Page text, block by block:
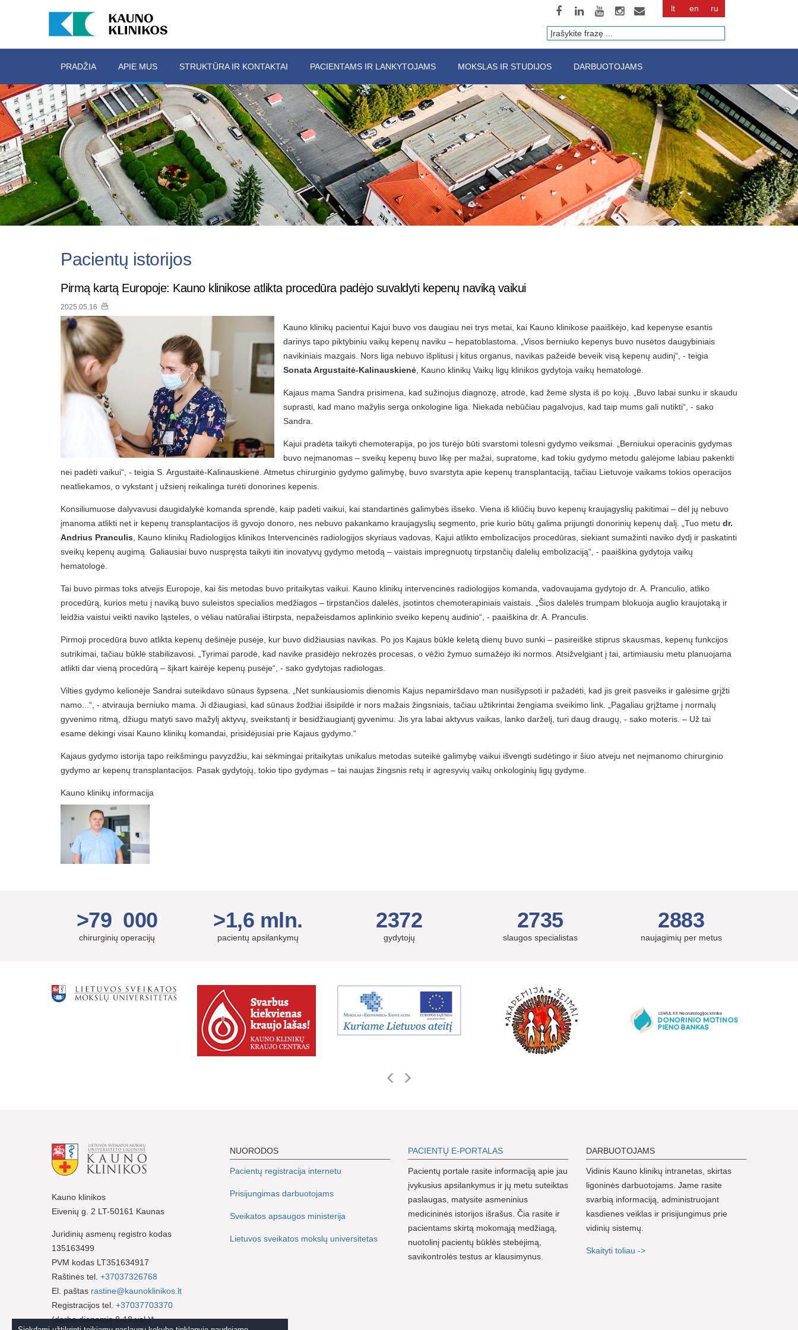
lt en ru
Paieška
PRADŽIA APIE MUS STRUKTŪRA IR KONTAKTAI PACIENTAMS IR LANKYTOJAMS MOKSLAS IR STUDIJOS DARBUOTOJAMS
Pacientų istorijos
Pirmą kartą Europoje: Kauno klinikose atlikta procedūra padėjo suvaldyti kepenų naviką vaikui
2025.05.16
Kauno klinikų pacientui Kajui buvo vos daugiau nei trys metai, kai Kauno klinikose paaiškėjo, kad kepenyse esantis
darinys tapo piktybiniu vaikų kepenų naviku – hepatoblastoma. „Visos berniuko kepenys buvo nusėtos daugybiniais
navikiniais mazgais. Nors liga nebuvo išplitusi į kitus organus, navikas pažeidė beveik visą kepenų audinį“, - teigia
Sonata Argustaitė-Kalinauskienė , Kauno klinikų Vaikų ligų klinikos gydytoja vaikų hematologė.
Kajaus mama Sandra prisimena, kad sužinojus diagnozę, atrodė, kad žemė slysta iš po kojų. „Buvo labai sunku ir skaudu
suprasti, kad mano mažylis serga onkologine liga. Niekada nebūčiau pagalvojus, kad taip mums gali nutikti“, - sako
Sandra.
Kajui pradėta taikyti chemoterapija, po jos turėjo būti svarstomi tolesni gydymo veiksmai. „Berniukui operacinis gydymas
buvo neįmanomas – sveikų kepenų buvo likę per mažai, supratome, kad tokiu gydymo metodu galėjome labiau pakenkti
nei padėti vaikui“, - teigia S. Argustaitė-Kalinauskienė. Atmetus chirurginio gydymo galimybę, buvo svarstyta apie kepenų transplantaciją, tačiau Lietuvoje vaikams tokios operacijos
neatliekamos, o vykstant į užsienį reikalinga turėti donorines kepenis.
Konsiliumuose dalyvavusi daugidalykė komanda sprendė, kaip padėti vaikui, kai standartinės galimybės išseko. Viena iš kliūčių buvo kepenų kraujagyslių pakitimai – dėl jų nebuvo
įmanoma atlikti net ir kepenų transplantacijos iš gyvojo donoro, nes nebuvo pakankamo kraujagyslių segmento, prie kurio būtų galima prijungti donorinių kepenų dalį. „Tuo metu dr.
Andrius Pranculis , Kauno klinikų Radiologijos klinikos Intervencinės radiologijos skyriaus vadovas, Kajui atlikto embolizacijos procedūras, siekiant sumažinti naviko dydį ir paskatinti
sveikų kepenų augimą. Galiausiai buvo nuspręsta taikyti itin inovatyvų gydymo metodą – vaistais impregnuotų tirpstančių dalelių embolizaciją“, - paaiškina gydytoja vaikų
hematologė.
Tai buvo pirmas toks atvejis Europoje, kai šis metodas buvo pritaikytas vaikui. Kauno klinikų intervencinės radiologijos komanda, vadovaujama gydytojo dr. A. Pranculio, atliko
procedūrą, kurios metu į naviką buvo suleistos specialios medžiagos – tirpstančios dalelės, įsotintos chemoterapiniais vaistais. „Šios dalelės trumpam blokuoja auglio kraujotaką ir
leidžia vaistui veikti naviko ląsteles, o vėliau natūraliai ištirpsta, nepažeisdamos aplinkinio sveiko kepenų audinio“, - paaiškina dr. A. Pranculis.
Pirmoji procedūra buvo atlikta kepenų dešinėje pusėje, kur buvo didžiausias navikas. Po jos Kajaus būklė keletą dienų buvo sunki – pasireiškė stiprus skausmas, kepenų funkcijos
sutrikimai, tačiau būklė stabilizavosi. „Tyrimai parodė, kad navike prasidėjo nekrozės procesas, o vėžio žymuo sumažėjo iki normos. Atsižvelgiant į tai, artimiausiu metu planuojama
atlikti dar vieną procedūrą – šįkart kairėje kepenų pusėje“, - sako gydytojas radiologas.
Vilties gydymo kelionėje Sandrai suteikdavo sūnaus šypsena. „Net sunkiausiomis dienomis Kajus nepamiršdavo man nusišypsoti ir pažadėti, kad jis greit pasveiks ir galėsime grįžti
namo...“, - atvirauja berniuko mama. Ji džiaugiasi, kad sūnaus žodžiai išsipildė ir nors mažais žingsniais, tačiau užtikrintai žengiama sveikimo link. „Pagaliau grįžtame į normalų
gyvenimo ritmą, džiugu matyti savo mažylį aktyvų, sveikstantį ir besidžiaugiantį gyvenimu. Jis yra labai aktyvus vaikas, lanko darželį, turi daug draugų, - sako moteris. – Už tai
esame dėkingi visai Kauno klinikų komandai, prisidėjusiai prie Kajaus gydymo.“
Kajaus gydymo istorija tapo reikšmingu pavyzdžiu, kai sėkmingai pritaikytas unikalus metodas suteikė galimybę vaikui išvengti sudėtingo ir šiuo atveju net neįmanomo chirurginio
gydymo ar kepenų transplantacijos. Pasak gydytojų, tokio tipo gydymas – tai naujas žingsnis retų ir agresyvių vaikų onkologinių ligų gydyme.
Kauno klinikų informacija
>79 000
chirurginių operacijų
>1,6 mln.
pacientų apsilankymų
2372
gydytojų
2735
slaugos specialistas
2883
naujagimių per metus
Kauno klinikos
Eivenių g. 2 LT-50161 Kaunas
Juridinių asmenų registro kodas
135163499
PVM kodas LT351634917
Raštinės tel. +37037326768
El. paštas rastine@kaunoklinikos.lt
Registracijos tel. +37037703370
(darbo dienomis 8-18 val.)*
NUORODOS
Pacientų registracija internetu
Prisijungimas darbuotojams
Sveikatos apsaugos ministerija
Lietuvos sveikatos mokslų universitetas
PACIENTŲ E-PORTALAS
Pacientų portale rasite informaciją apie jau
įvykusius apsilankymus ir jų metu suteiktas
paslaugas, matysite asmeninius
medicininės istorijos išrašus. Čia rasite ir
pacientams skirtą mokomąją medžiagą,
nuotolinį pacientų būklės stebėjimą,
savikontrolės testus ar klausimynus.
DARBUOTOJAMS
Vidinis Kauno klinikų intranetas, skirtas
ligoninės darbuotojams. Jame rasite
svarbią informaciją, administruojant
kasdienes veiklas ir prisijungimus prie
vidinių sistemų.
Skaityti toliau ->